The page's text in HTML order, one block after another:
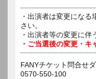
・出演者は変更にな
さい。
・出演者等の変更に伴
・ご当選後の変更・キ
FANYチケット問合せ
0570-550-100